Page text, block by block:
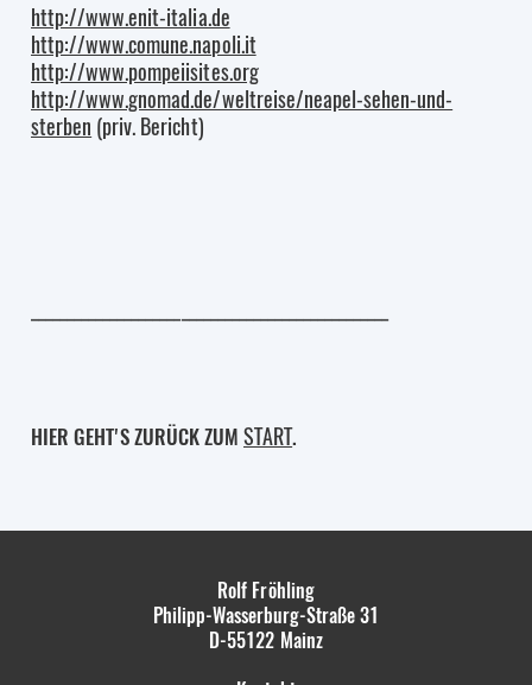
http://www.enit-italia.de
http://www.comune.napoli.it
http://www.pompeiisites.org
http://www.gnomad.de/weltreise/neapel-sehen-und-
sterben (priv. Bericht)
HIER GEHT'S ZURÜCK ZUM START.
Rolf Fröhling
Philipp-Wasserburg-Straße 31
D-55122 Mainz